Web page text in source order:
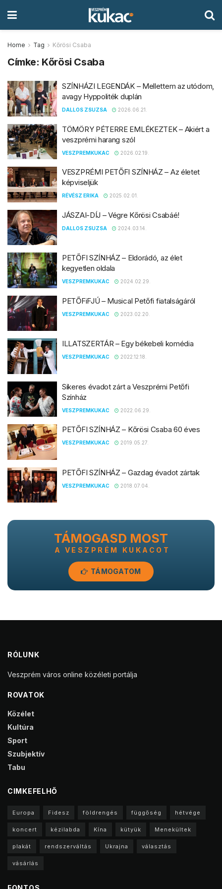
Home Tag Kőrösi Csaba
Címke: Kőrösi Csaba
SZÍNHÁZI LEGENDÁK – Mellettem az utódom,
avagy Hyppoliték duplán
DALLOS ZSUZSA 2026.06.21.
TÖMÖRY PÉTERRE EMLÉKEZTEK – Akiért a
veszprémi harang szól
VESZPREMKUKAC 2026.02.19.
VESZPRÉMI PETŐFI SZÍNHÁZ – Az életet
képviseljük
RÉVÉSZ ERIKA 2025.02.01.
JÁSZAI-DÍJ – Végre Kőrösi Csabáé!
DALLOS ZSUZSA 2024.03.14.
PETŐFI SZÍNHÁZ – Eldorádó, az élet
kegyetlen oldala
VESZPREMKUKAC 2024.02.29.
PETŐFiFJÚ – Musical Petőfi fiatalságáról
VESZPREMKUKAC 2023.02.20.
ILLATSZERTÁR – Egy békebeli komédia
VESZPREMKUKAC 2022.12.18.
Sikeres évadot zárt a Veszprémi Petőfi
Színház
VESZPREMKUKAC 2022.06.29.
PETŐFI SZÍNHÁZ – Kőrösi Csaba 60 éves
VESZPREMKUKAC 2019.05.27.
PETŐFI SZÍNHÁZ – Gazdag évadot zártak
VESZPREMKUKAC 2018.07.04.
TÁMOGASD MOST
A VESZPRÉM KUKACOT
TÁMOGATOM
RÓLUNK
Veszprém város online közéleti portálja
ROVATOK
Közélet
Kultúra
Sport
Szubjektív
Tabu
CIMKEFELHŐ
Europa Fidesz földrengés függőség hétvége
koncert kézilabda Kína kütyük Menekültek
plakát rendszerváltás Ukrajna választás
vásárlás